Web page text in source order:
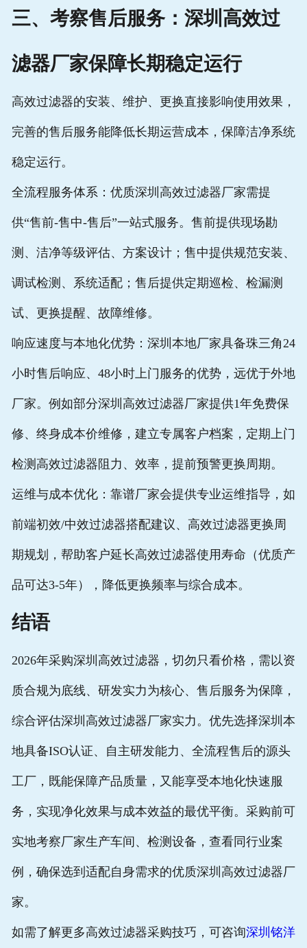
三、考察售后服务： 深圳高效过
滤器厂家保障长期稳定运行
高效过滤器的安装、维护、更换直接影响使用效果，
完善的售后服务能降低长期运营成本，保障洁净系统
稳定运行。
全流程服务体系：优质深圳高效过滤器厂家需提
供“售前-售中-售后”一站式服务。售前提供现场勘
测、洁净等级评估、方案设计；售中提供规范安装、
调试检测、系统适配；售后提供定期巡检、检漏测
试、更换提醒、故障维修。
响应速度与本地化优势：深圳本地厂家具备珠三角24
小时售后响应、48小时上门服务的优势，远优于外地
厂家。例如部分深圳高效过滤器厂家提供1年免费保
修、终身成本价维修，建立专属客户档案，定期上门
检测 高效过滤器 阻力、效率，提前预警更换周期。
运维与成本优化：靠谱厂家会提供专业运维指导，如
前端初效/中效过滤器搭配建议、 高效过滤器更换周
期规划，帮助客户延长高效过滤器使用寿命（优质产
品可达3-5年），降低更换频率与综合成本。
结语
2026年采购深圳高效过滤器 ，切勿只看价格，需以资
质合规为底线、研发实力为核心、售后服务为保障，
综合评估深圳高效过滤器厂家实力。优先选择深圳本
地具备ISO认证、自主研发能力、全流程售后的源头
工厂，既能保障产品质量，又能享受本地化快速服
务，实现净化效果与成本效益的最优平衡。采购前可
实地考察厂家生产车间、检测设备，查看同行业案
例，确保选到适配自身需求的优质深圳高效过滤器厂
家。
如需了解更多高效过滤器采购技巧，可咨询深圳铭洋